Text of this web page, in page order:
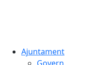
Ajuntament